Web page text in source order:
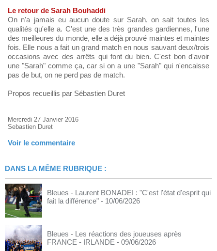
Le retour de Sarah Bouhaddi
On n'a jamais eu aucun doute sur Sarah, on sait toutes les
qualités qu'elle a. C'est une des très grandes gardiennes, l'une
des meilleures du monde, elle a déjà prouvé maintes et maintes
fois. Elle nous a fait un grand match en nous sauvant deux/trois
occasions avec des arrêts qui font du bien. C'est bon d'avoir
une "Sarah" comme ça, car si on a une "Sarah" qui n'encaisse
pas de but, on ne perd pas de match.
Propos recueillis par Sébastien Duret
Mercredi 27 Janvier 2016
Sebastien Duret
Voir le commentaire
DANS LA MÊME RUBRIQUE :
Bleues - Laurent BONADEI : "C'est l'état d'esprit qui
fait la différence" - 10/06/2026
Bleues - Les réactions des joueuses après
FRANCE - IRLANDE - 09/06/2026